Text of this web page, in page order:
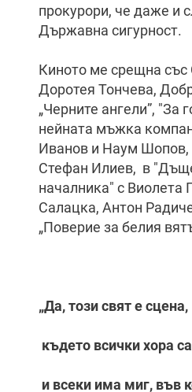
прокурори, че даже и
Държавна сигурност.
Киното ме срещна
Доротея Тончева,
„Черните ангели”, "За
нейната мъжка
Иванов и Наум Шопов,
Стефан Илиев, в
началника" с Виолета
Салацка, Антон
„Поверие за белия
„Да, този свят е сцена,
където всички хора
и всеки има миг, във